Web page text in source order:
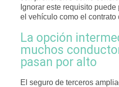
Ignorar este requisito
el vehículo como el contrato
La opción
muchos
pasan por alto
El seguro de terceros